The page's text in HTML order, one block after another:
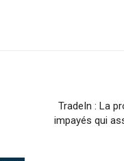
TradeIn : La
impayés qui